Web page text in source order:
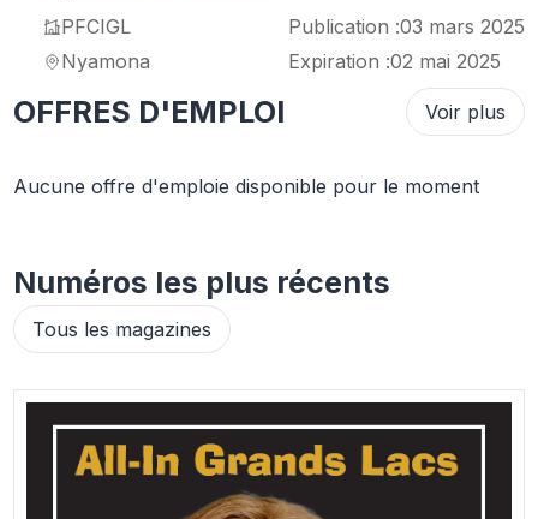
PFCIGL
Nyamona
Publication :03 mars 2025
Expiration :02 mai 2025
OFFRES D'EMPLOI Voir plus
Aucune offre d'emploie disponible pour le moment
Numéros les plus récents
Tous les magazines